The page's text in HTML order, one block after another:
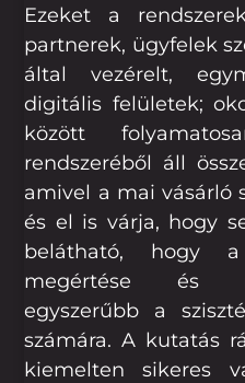
Ezeket a
partnerek, ügyfelek
által vezérelt,
digitális felületek;
között
rendszeréből áll
amivel a mai vásárló
és el is várja, hogy
belátható, hogy
megértése és
egyszerűbb a
számára. A kutatás
kiemelten sikeres